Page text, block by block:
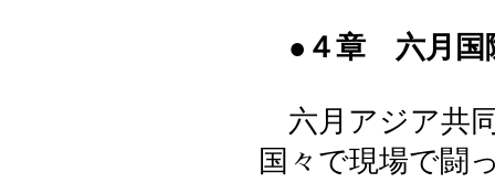
●４章 六月国
六月アジア共
国々で現場で闘